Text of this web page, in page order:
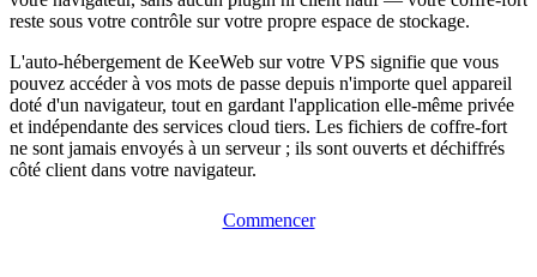
reste sous votre contrôle sur votre propre espace de stockage.
L'auto-hébergement de KeeWeb sur votre VPS signifie que vous
pouvez accéder à vos mots de passe depuis n'importe quel appareil
doté d'un navigateur, tout en gardant l'application elle-même privée
et indépendante des services cloud tiers. Les fichiers de coffre-fort
ne sont jamais envoyés à un serveur ; ils sont ouverts et déchiffrés
côté client dans votre navigateur.
Commencer